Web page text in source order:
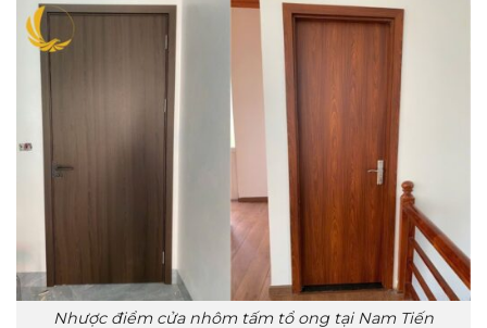
Nhược điểm cửa nhôm tấm tổ ong tại Nam Tiến